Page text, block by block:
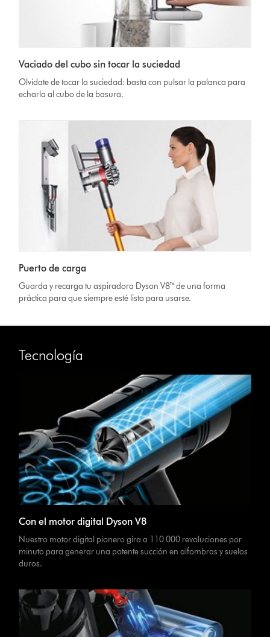
Vaciado del cubo sin tocar la suciedad
Olvídate de tocar la suciedad: basta con pulsar la palanca para
echarla al cubo de la basura.
Puerto de carga
Guarda y recarga tu aspiradora Dyson V8™ de una forma
práctica para que siempre esté lista para usarse.
Tecnología
Con el motor digital Dyson V8
Nuestro motor digital pionero gira a 110 000 revoluciones por
minuto para generar una potente succión en alfombras y suelos
duros.